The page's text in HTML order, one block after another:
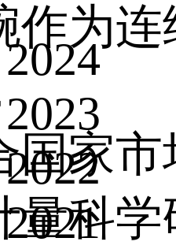
作为
国家
量科
2024
2023
2022
2021